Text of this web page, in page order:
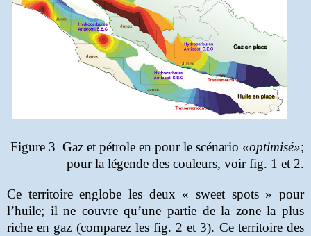
Figure 3 Gaz et pétrole en pour le scénario «optimisé»;
pour la légende des couleurs, voir fig. 1 et 2.
Ce territoire englobe les deux « sweet spots » pour
l’huile; il ne couvre qu’une partie de la zone la plus
riche en gaz (comparez les fig. 2 et 3). Ce territoire des